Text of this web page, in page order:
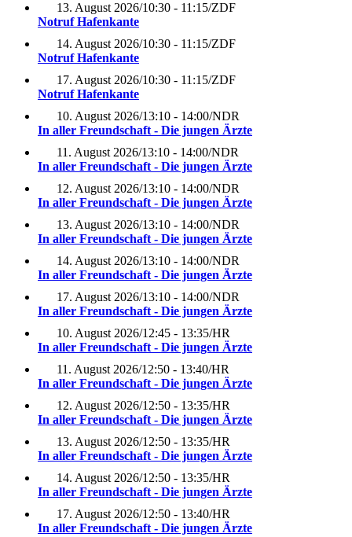
13. August 2026/10:30 - 11:15/ZDF
Notruf Hafenkante
14. August 2026/10:30 - 11:15/ZDF
Notruf Hafenkante
17. August 2026/10:30 - 11:15/ZDF
Notruf Hafenkante
10. August 2026/13:10 - 14:00/NDR
In aller Freundschaft - Die jungen Ärzte
11. August 2026/13:10 - 14:00/NDR
In aller Freundschaft - Die jungen Ärzte
12. August 2026/13:10 - 14:00/NDR
In aller Freundschaft - Die jungen Ärzte
13. August 2026/13:10 - 14:00/NDR
In aller Freundschaft - Die jungen Ärzte
14. August 2026/13:10 - 14:00/NDR
In aller Freundschaft - Die jungen Ärzte
17. August 2026/13:10 - 14:00/NDR
In aller Freundschaft - Die jungen Ärzte
10. August 2026/12:45 - 13:35/HR
In aller Freundschaft - Die jungen Ärzte
11. August 2026/12:50 - 13:40/HR
In aller Freundschaft - Die jungen Ärzte
12. August 2026/12:50 - 13:35/HR
In aller Freundschaft - Die jungen Ärzte
13. August 2026/12:50 - 13:35/HR
In aller Freundschaft - Die jungen Ärzte
14. August 2026/12:50 - 13:35/HR
In aller Freundschaft - Die jungen Ärzte
17. August 2026/12:50 - 13:40/HR
In aller Freundschaft - Die jungen Ärzte